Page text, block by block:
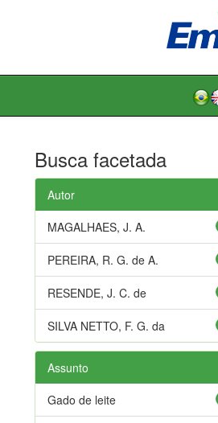
Busca facetada
Autor
MAGALHAES, J. A.
PEREIRA, R. G. de A.
RESENDE, J. C. de
SILVA NETTO, F. G. da
Assunto
Gado de leite